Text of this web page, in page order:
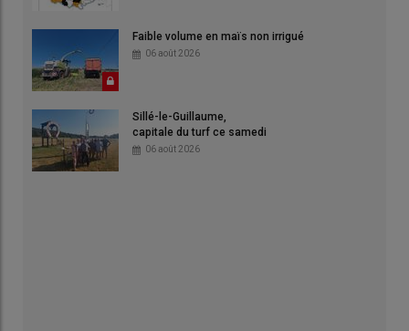
Faible volume en maïs non irrigué
06 août 2026
Sillé-le-Guillaume,
capitale du turf ce samedi
06 août 2026